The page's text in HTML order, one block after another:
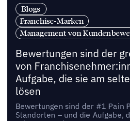
Blogs
Franchise-Marken
Management von
Bewertungen sind der
von
Aufgabe, die sie am
lösen
Bewertungen sind der #1 Pain
Standorten – und die Aufgabe,